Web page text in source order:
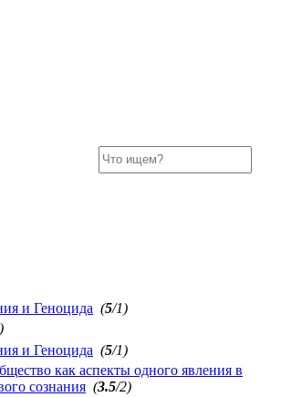
и Геноцида (5/1)
и Геноцида (5/1)
как аспекты одного явления в
сознания (3.5/2)